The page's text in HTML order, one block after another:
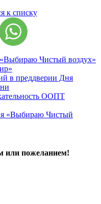
к списку
Чистый воздух»
в преддверии Дня
ООПТ
«Выбираю Чистый
или пожеланием!